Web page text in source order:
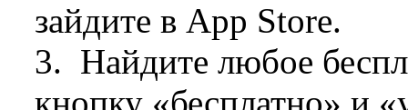
зайдите в App Store.
3. Найдите любое
кнопку «бесплатно» и